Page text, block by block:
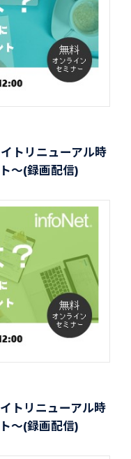
トリニューアル時
～(録画配信)
トリニューアル時
～(録画配信)